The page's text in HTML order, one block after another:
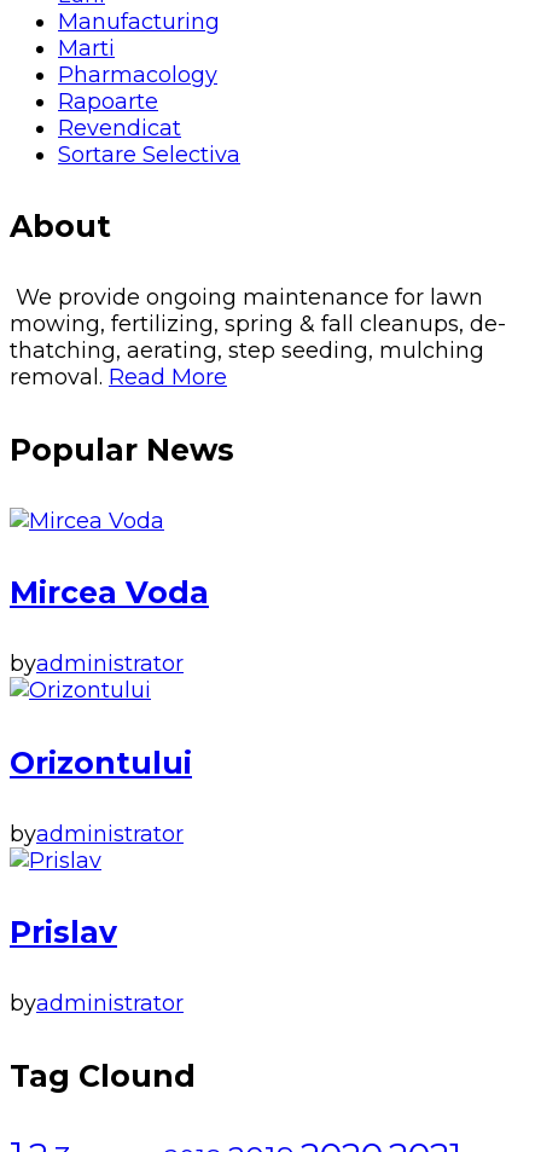
Manufacturing
Marti
Pharmacology
Rapoarte
Revendicat
Sortare Selectiva
About
We provide ongoing maintenance for lawn
mowing, fertilizing, spring & fall cleanups, de-
thatching, aerating, step seeding, mulching
removal. Read More
Popular News
Mircea Voda
byadministrator
Orizontului
byadministrator
Prislav
byadministrator
Tag Clound